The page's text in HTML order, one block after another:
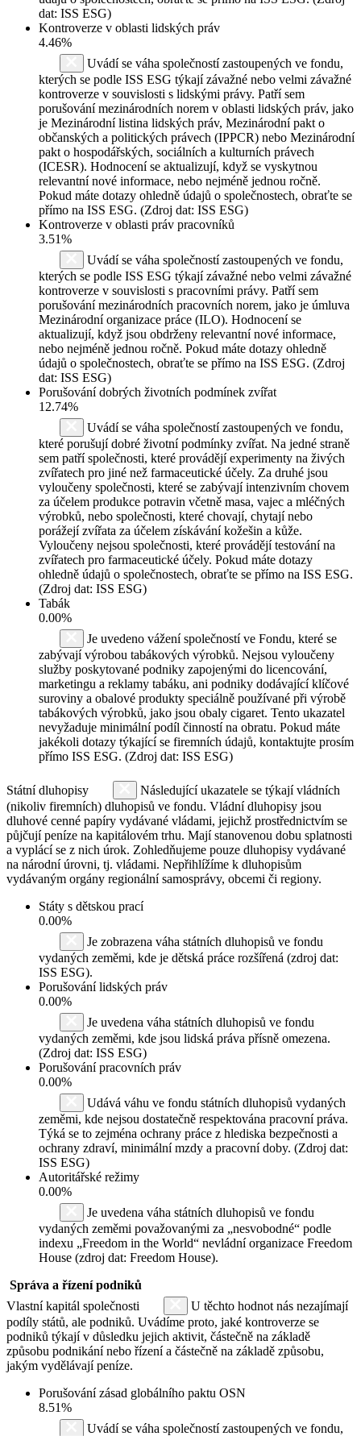
dat: ISS ESG)
Kontroverze v oblasti lidských práv
4.46%
Uvádí se váha společností zastoupených ve fondu,
kterých se podle ISS ESG týkají závažné nebo velmi závažné
kontroverze v souvislosti s lidskými právy. Patří sem
porušování mezinárodních norem v oblasti lidských práv, jako
je Mezinárodní listina lidských práv, Mezinárodní pakt o
občanských a politických právech (IPPCR) nebo Mezinárodní
pakt o hospodářských, sociálních a kulturních právech
(ICESR). Hodnocení se aktualizují, když se vyskytnou
relevantní nové informace, nebo nejméně jednou ročně.
Pokud máte dotazy ohledně údajů o společnostech, obraťte se
přímo na ISS ESG. (Zdroj dat: ISS ESG)
Kontroverze v oblasti práv pracovníků
3.51%
Uvádí se váha společností zastoupených ve fondu,
kterých se podle ISS ESG týkají závažné nebo velmi závažné
kontroverze v souvislosti s pracovními právy. Patří sem
porušování mezinárodních pracovních norem, jako je úmluva
Mezinárodní organizace práce (ILO). Hodnocení se
aktualizují, když jsou obdrženy relevantní nové informace,
nebo nejméně jednou ročně. Pokud máte dotazy ohledně
údajů o společnostech, obraťte se přímo na ISS ESG. (Zdroj
dat: ISS ESG)
Porušování dobrých životních podmínek zvířat
12.74%
Uvádí se váha společností zastoupených ve fondu,
které porušují dobré životní podmínky zvířat. Na jedné straně
sem patří společnosti, které provádějí experimenty na živých
zvířatech pro jiné než farmaceutické účely. Za druhé jsou
vyloučeny společnosti, které se zabývají intenzivním chovem
za účelem produkce potravin včetně masa, vajec a mléčných
výrobků, nebo společnosti, které chovají, chytají nebo
porážejí zvířata za účelem získávání kožešin a kůže.
Vyloučeny nejsou společnosti, které provádějí testování na
zvířatech pro farmaceutické účely. Pokud máte dotazy
ohledně údajů o společnostech, obraťte se přímo na ISS ESG.
(Zdroj dat: ISS ESG)
Tabák
0.00%
Je uvedeno vážení společností ve Fondu, které se
zabývají výrobou tabákových výrobků. Nejsou vyloučeny
služby poskytované podniky zapojenými do licencování,
marketingu a reklamy tabáku, ani podniky dodávající klíčové
suroviny a obalové produkty speciálně používané při výrobě
tabákových výrobků, jako jsou obaly cigaret. Tento ukazatel
nevyžaduje minimální podíl činností na obratu. Pokud máte
jakékoli dotazy týkající se firemních údajů, kontaktujte prosím
přímo ISS ESG. (Zdroj dat: ISS ESG)
Státní dluhopisy
Následující ukazatele se týkají vládních
(nikoliv firemních) dluhopisů ve fondu. Vládní dluhopisy jsou
dluhové cenné papíry vydávané vládami, jejichž prostřednictvím se
půjčují peníze na kapitálovém trhu. Mají stanovenou dobu splatnosti
a vyplácí se z nich úrok. Zohledňujeme pouze dluhopisy vydávané
na národní úrovni, tj. vládami. Nepřihlížíme k dluhopisům
vydávaným orgány regionální samosprávy, obcemi či regiony.
Státy s dětskou prací
0.00%
Je zobrazena váha státních dluhopisů ve fondu
vydaných zeměmi, kde je dětská práce rozšířená (zdroj dat:
ISS ESG).
Porušování lidských práv
0.00%
Je uvedena váha státních dluhopisů ve fondu
vydaných zeměmi, kde jsou lidská práva přísně omezena.
(Zdroj dat: ISS ESG)
Porušování pracovních práv
0.00%
Udává váhu ve fondu státních dluhopisů vydaných
zeměmi, kde nejsou dostatečně respektována pracovní práva.
Týká se to zejména ochrany práce z hlediska bezpečnosti a
ochrany zdraví, minimální mzdy a pracovní doby. (Zdroj dat:
ISS ESG)
Autoritářské režimy
0.00%
Je uvedena váha státních dluhopisů ve fondu
vydaných zeměmi považovanými za „nesvobodné“ podle
indexu „Freedom in the World“ nevládní organizace Freedom
House (zdroj dat: Freedom House).
Správa a řízení podniků
Vlastní kapitál společnosti
U těchto hodnot nás nezajímají
podíly států, ale podniků. Uvádíme proto, jaké kontroverze se
podniků týkají v důsledku jejich aktivit, částečně na základě
způsobu podnikání nebo řízení a částečně na základě způsobu,
jakým vydělávají peníze.
Porušování zásad globálního paktu OSN
8.51%
Uvádí se váha společností zastoupených ve fondu,